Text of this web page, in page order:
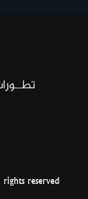
reserved